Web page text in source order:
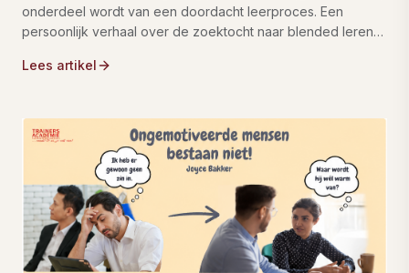
onderdeel wordt van een doordacht leerproces. Een
persoonlijk verhaal over de zoektocht naar blended leren
verandering niet zat in de techniek, maar in het denken
Lees artikel